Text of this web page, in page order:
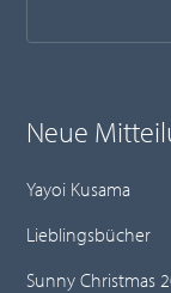
Neue
Yayoi Kusama
Lieblingsbücher
Sunny Christmas